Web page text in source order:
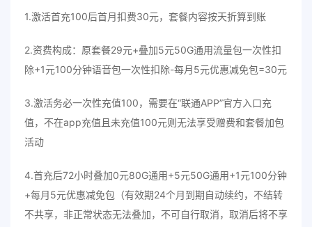
1.激活首充100后首月扣费30元，套餐内容按天折算到账
2.资费构成：原套餐29元+叠加5元50G通用流量包一次性扣
除+1元100分钟语音包一次性扣除-每月5元优惠减免包=30元
3.激活务必一次性充值100，需要在“联通APP”官方入口充
值，不在app充值且未充值100元则无法享受赠费和套餐加包
活动
4.首充后72小时叠加0元80G通用+5元50G通用+1元100分钟
+每月5元优惠减免包（有效期24个月到期自动续约，不结转
不共享，非正常状态无法叠加，不可自行取消，取消后将不享